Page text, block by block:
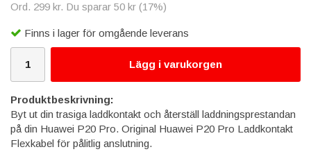
Ord. 299 kr. Du sparar 50 kr (17%)
Finns i lager för omgående leverans
Lägg i varukorgen
Produktbeskrivning:
Byt ut din trasiga laddkontakt och återställ laddningsprestandan
på din Huawei P20 Pro. Original Huawei P20 Pro Laddkontakt
Flexkabel för pålitlig anslutning.